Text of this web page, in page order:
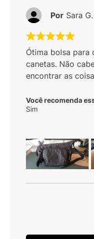
Ótima bolsa para
canetas. Não
encontrar as
Você recomenda
Sim
Por Sara G.